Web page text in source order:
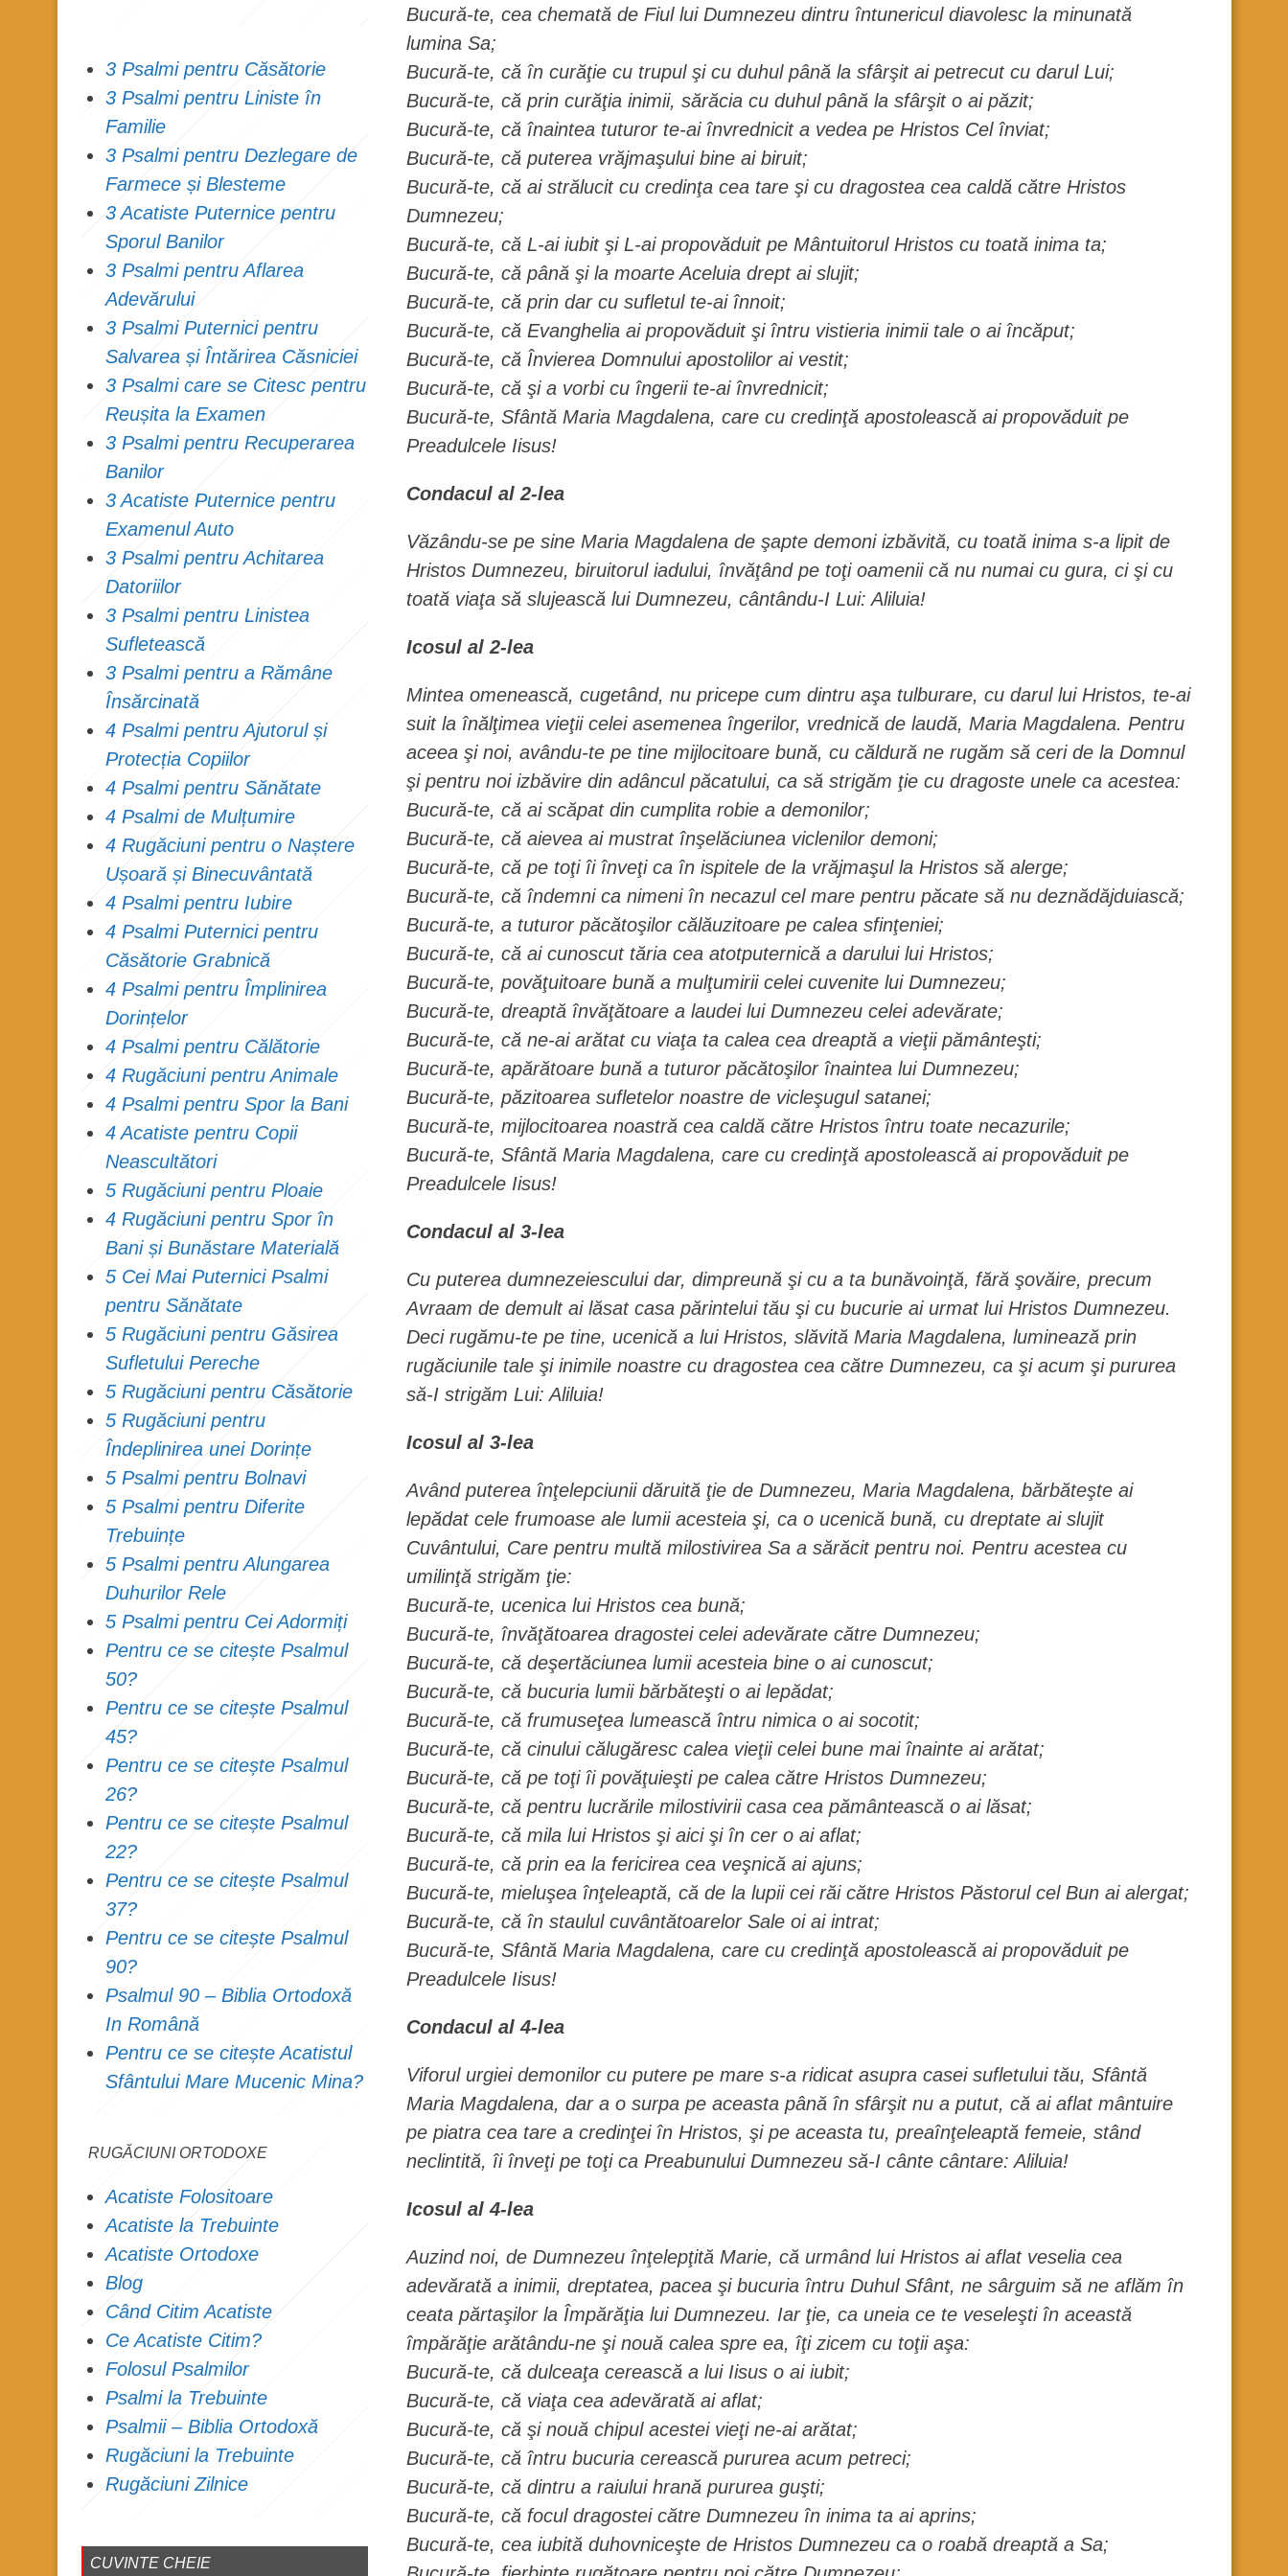
Bucură-te, cea chemată de Fiul lui Dumnezeu dintru întunericul diavolesc la minunată
lumina Sa;
Bucură-te, că în curăţie cu trupul şi cu duhul până la sfârşit ai petrecut cu darul Lui;
Bucură-te, că prin curăţia inimii, sărăcia cu duhul până la sfârşit o ai păzit;
Bucură-te, că înaintea tuturor te-ai învrednicit a vedea pe Hristos Cel înviat;
Bucură-te, că puterea vrăjmaşului bine ai biruit;
Bucură-te, că ai strălucit cu credinţa cea tare şi cu dragostea cea caldă către Hristos
Dumnezeu;
Bucură-te, că L-ai iubit şi L-ai propovăduit pe Mântuitorul Hristos cu toată inima ta;
Bucură-te, că până şi la moarte Aceluia drept ai slujit;
Bucură-te, că prin dar cu sufletul te-ai înnoit;
Bucură-te, că Evanghelia ai propovăduit şi întru vistieria inimii tale o ai încăput;
Bucură-te, că Învierea Domnului apostolilor ai vestit;
Bucură-te, că şi a vorbi cu îngerii te-ai învrednicit;
Bucură-te, Sfântă Maria Magdalena, care cu credinţă apostolească ai propovăduit pe
Preadulcele Iisus!
Condacul al 2-lea
Văzându-se pe sine Maria Magdalena de şapte demoni izbăvită, cu toată inima s-a lipit de
Hristos Dumnezeu, biruitorul iadului, învăţând pe toţi oamenii că nu numai cu gura, ci şi cu
toată viaţa să slujească lui Dumnezeu, cântându-I Lui: Aliluia!
Icosul al 2-lea
Mintea omenească, cugetând, nu pricepe cum dintru aşa tulburare, cu darul lui Hristos, te-ai
suit la înălţimea vieţii celei asemenea îngerilor, vrednică de laudă, Maria Magdalena. Pentru
aceea şi noi, avându-te pe tine mijlocitoare bună, cu căldură ne rugăm să ceri de la Domnul
şi pentru noi izbăvire din adâncul păcatului, ca să strigăm ţie cu dragoste unele ca acestea:
Bucură-te, că ai scăpat din cumplita robie a demonilor;
Bucură-te, că aievea ai mustrat înşelăciunea viclenilor demoni;
Bucură-te, că pe toţi îi înveţi ca în ispitele de la vrăjmaşul la Hristos să alerge;
Bucură-te, că îndemni ca nimeni în necazul cel mare pentru păcate să nu deznădăjduiască;
Bucură-te, a tuturor păcătoşilor călăuzitoare pe calea sfinţeniei;
Bucură-te, că ai cunoscut tăria cea atotputernică a darului lui Hristos;
Bucură-te, povăţuitoare bună a mulţumirii celei cuvenite lui Dumnezeu;
Bucură-te, dreaptă învăţătoare a laudei lui Dumnezeu celei adevărate;
Bucură-te, că ne-ai arătat cu viaţa ta calea cea dreaptă a vieţii pământeşti;
Bucură-te, apărătoare bună a tuturor păcătoşilor înaintea lui Dumnezeu;
Bucură-te, păzitoarea sufletelor noastre de vicleşugul satanei;
Bucură-te, mijlocitoarea noastră cea caldă către Hristos întru toate necazurile;
Bucură-te, Sfântă Maria Magdalena, care cu credinţă apostolească ai propovăduit pe
Preadulcele Iisus!
Condacul al 3-lea
Cu puterea dumnezeiescului dar, dimpreună şi cu a ta bunăvoinţă, fără şovăire, precum
Avraam de demult ai lăsat casa părintelui tău şi cu bucurie ai urmat lui Hristos Dumnezeu.
Deci rugămu-te pe tine, ucenică a lui Hristos, slăvită Maria Magdalena, luminează prin
rugăciunile tale şi inimile noastre cu dragostea cea către Dumnezeu, ca şi acum şi pururea
să-I strigăm Lui: Aliluia!
Icosul al 3-lea
Având puterea înţelepciunii dăruită ţie de Dumnezeu, Maria Magdalena, bărbăteşte ai
lepădat cele frumoase ale lumii acesteia şi, ca o ucenică bună, cu dreptate ai slujit
Cuvântului, Care pentru multă milostivirea Sa a sărăcit pentru noi. Pentru acestea cu
umilinţă strigăm ţie:
Bucură-te, ucenica lui Hristos cea bună;
Bucură-te, învăţătoarea dragostei celei adevărate către Dumnezeu;
Bucură-te, că deşertăciunea lumii acesteia bine o ai cunoscut;
Bucură-te, că bucuria lumii bărbăteşti o ai lepădat;
Bucură-te, că frumuseţea lumească întru nimica o ai socotit;
Bucură-te, că cinului călugăresc calea vieţii celei bune mai înainte ai arătat;
Bucură-te, că pe toţi îi povăţuieşti pe calea către Hristos Dumnezeu;
Bucură-te, că pentru lucrările milostivirii casa cea pământească o ai lăsat;
Bucură-te, că mila lui Hristos şi aici şi în cer o ai aflat;
Bucură-te, că prin ea la fericirea cea veşnică ai ajuns;
Bucură-te, mieluşea înţeleaptă, că de la lupii cei răi către Hristos Păstorul cel Bun ai alergat;
Bucură-te, că în staulul cuvântătoarelor Sale oi ai intrat;
Bucură-te, Sfântă Maria Magdalena, care cu credinţă apostolească ai propovăduit pe
Preadulcele Iisus!
Condacul al 4-lea
Viforul urgiei demonilor cu putere pe mare s-a ridicat asupra casei sufletului tău, Sfântă
Maria Magdalena, dar a o surpa pe aceasta până în sfârşit nu a putut, că ai aflat mântuire
pe piatra cea tare a credinţei în Hristos, şi pe aceasta tu, preaînţeleaptă femeie, stând
neclintită, îi înveţi pe toţi ca Preabunului Dumnezeu să-I cânte cântare: Aliluia!
Icosul al 4-lea
Auzind noi, de Dumnezeu înţelepţită Marie, că urmând lui Hristos ai aflat veselia cea
adevărată a inimii, dreptatea, pacea şi bucuria întru Duhul Sfânt, ne sârguim să ne aflăm în
ceata părtaşilor la Împărăţia lui Dumnezeu. Iar ţie, ca uneia ce te veseleşti în această
împărăţie arătându-ne şi nouă calea spre ea, îţi zicem cu toţii aşa:
Bucură-te, că dulceaţa cerească a lui Iisus o ai iubit;
Bucură-te, că viaţa cea adevărată ai aflat;
Bucură-te, că şi nouă chipul acestei vieţi ne-ai arătat;
Bucură-te, că întru bucuria cerească pururea acum petreci;
Bucură-te, că dintru a raiului hrană pururea guşti;
Bucură-te, că focul dragostei către Dumnezeu în inima ta ai aprins;
Bucură-te, cea iubită duhovniceşte de Hristos Dumnezeu ca o roabă dreaptă a Sa;
3 Psalmi pentru Căsătorie
3 Psalmi pentru Liniste în
Familie
3 Psalmi pentru Dezlegare de
Farmece și Blesteme
3 Acatiste Puternice pentru
Sporul Banilor
3 Psalmi pentru Aflarea
Adevărului
3 Psalmi Puternici pentru
Salvarea și Întărirea Căsniciei
3 Psalmi care se Citesc pentru
Reușita la Examen
3 Psalmi pentru Recuperarea
Banilor
3 Acatiste Puternice pentru
Examenul Auto
3 Psalmi pentru Achitarea
Datoriilor
3 Psalmi pentru Linistea
Sufletească
3 Psalmi pentru a Rămâne
Însărcinată
4 Psalmi pentru Ajutorul și
Protecția Copiilor
4 Psalmi pentru Sănătate
4 Psalmi de Mulțumire
4 Rugăciuni pentru o Naștere
Ușoară și Binecuvântată
4 Psalmi pentru Iubire
4 Psalmi Puternici pentru
Căsătorie Grabnică
4 Psalmi pentru Împlinirea
Dorințelor
4 Psalmi pentru Călătorie
4 Rugăciuni pentru Animale
4 Psalmi pentru Spor la Bani
4 Acatiste pentru Copii
Neascultători
5 Rugăciuni pentru Ploaie
4 Rugăciuni pentru Spor în
Bani și Bunăstare Materială
5 Cei Mai Puternici Psalmi
pentru Sănătate
5 Rugăciuni pentru Găsirea
Sufletului Pereche
5 Rugăciuni pentru Căsătorie
5 Rugăciuni pentru
Îndeplinirea unei Dorințe
5 Psalmi pentru Bolnavi
5 Psalmi pentru Diferite
Trebuințe
5 Psalmi pentru Alungarea
Duhurilor Rele
5 Psalmi pentru Cei Adormiți
Pentru ce se citește Psalmul
50?
Pentru ce se citește Psalmul
45?
Pentru ce se citește Psalmul
26?
Pentru ce se citește Psalmul
22?
Pentru ce se citește Psalmul
37?
Pentru ce se citește Psalmul
90?
Psalmul 90 – Biblia Ortodoxă
In Română
Pentru ce se citește Acatistul
Sfântului Mare Mucenic Mina?
RUGĂCIUNI ORTODOXE
Acatiste Folositoare
Acatiste la Trebuinte
Acatiste Ortodoxe
Blog
Când Citim Acatiste
Ce Acatiste Citim?
Folosul Psalmilor
Psalmi la Trebuinte
Psalmii – Biblia Ortodoxă
Rugăciuni la Trebuinte
Rugăciuni Zilnice
CUVINTE CHEIE